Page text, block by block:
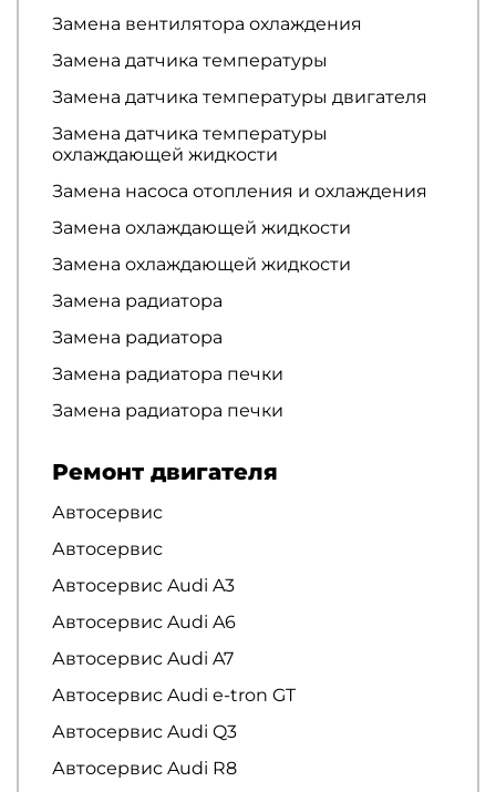
Замена вентилятора охлаждения
Замена датчика температуры
Замена датчика температуры двигателя
Замена датчика температуры
охлаждающей жидкости
Замена насоса отопления и охлаждения
Замена охлаждающей жидкости
Замена охлаждающей жидкости
Замена радиатора
Замена радиатора
Замена радиатора печки
Замена радиатора печки
Ремонт двигателя
Автосервис
Автосервис
Автосервис Audi A3
Автосервис Audi A6
Автосервис Audi A7
Автосервис Audi e-tron GT
Автосервис Audi Q3
Автосервис Audi R8